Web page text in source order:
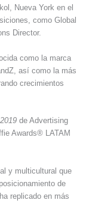
Nueva York en el
como Global
Director.
como la marca
así como la más
crecimientos
de Advertising
Awards® LATAM
y multicultural que
de
replicado en más